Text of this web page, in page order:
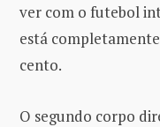
ver com o futebol
está
cento.
O segundo corpo